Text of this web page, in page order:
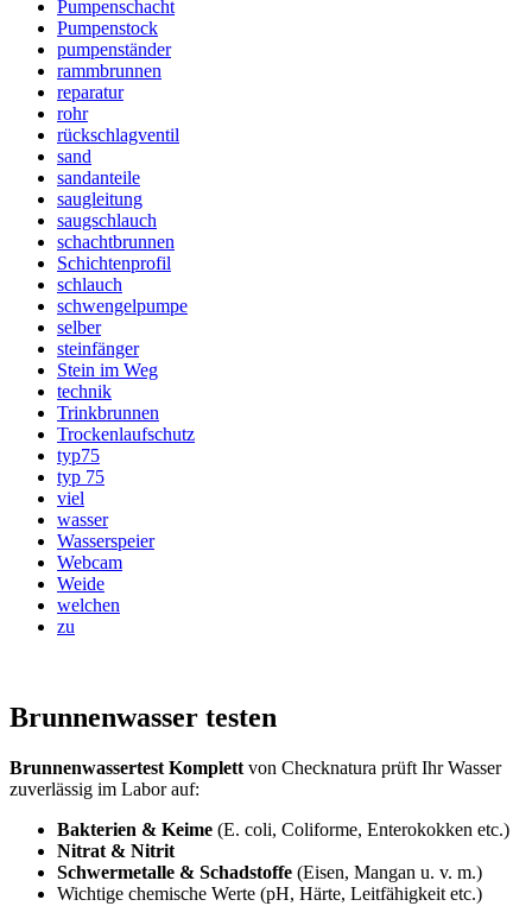
Pumpenschacht
Pumpenstock
pumpenständer
rammbrunnen
reparatur
rohr
rückschlagventil
sand
sandanteile
saugleitung
saugschlauch
schachtbrunnen
Schichtenprofil
schlauch
schwengelpumpe
selber
steinfänger
Stein im Weg
technik
Trinkbrunnen
Trockenlaufschutz
typ75
typ 75
viel
wasser
Wasserspeier
Webcam
Weide
welchen
zu
Brunnenwasser testen
Brunnenwassertest Komplett von Checknatura prüft Ihr Wasser
zuverlässig im Labor auf:
Bakterien & Keime (E. coli, Coliforme, Enterokokken etc.)
Nitrat & Nitrit
Schwermetalle & Schadstoffe (Eisen, Mangan u. v. m.)
Wichtige chemische Werte (pH, Härte, Leitfähigkeit etc.)